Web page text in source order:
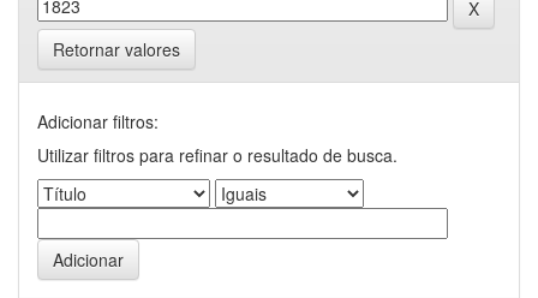
Retornar valores
Adicionar filtros:
Utilizar filtros para refinar o resultado de busca.